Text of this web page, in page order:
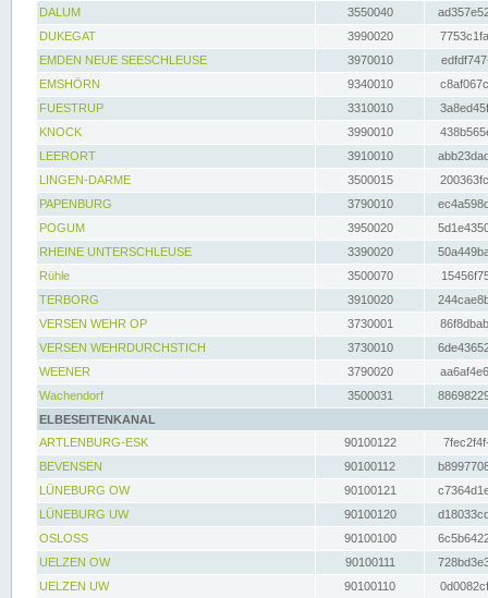
DALUM
3550040
DUKEGAT
3990020
EMDEN NEUE SEESCHLEUSE
3970010
EMSHÖRN
9340010
FUESTRUP
3310010
KNOCK
3990010
LEERORT
3910010
LINGEN-DARME
3500015
PAPENBURG
3790010
POGUM
3950020
RHEINE UNTERSCHLEUSE
3390020
Rühle
3500070
TERBORG
3910020
VERSEN WEHR OP
3730001
VERSEN WEHRDURCHSTICH
3730010
WEENER
3790020
Wachendorf
3500031
ELBESEITENKANAL
ARTLENBURG-ESK
90100122
BEVENSEN
90100112
LÜNEBURG OW
90100121
LÜNEBURG UW
90100120
OSLOSS
90100100
UELZEN OW
90100111
UELZEN UW
90100110